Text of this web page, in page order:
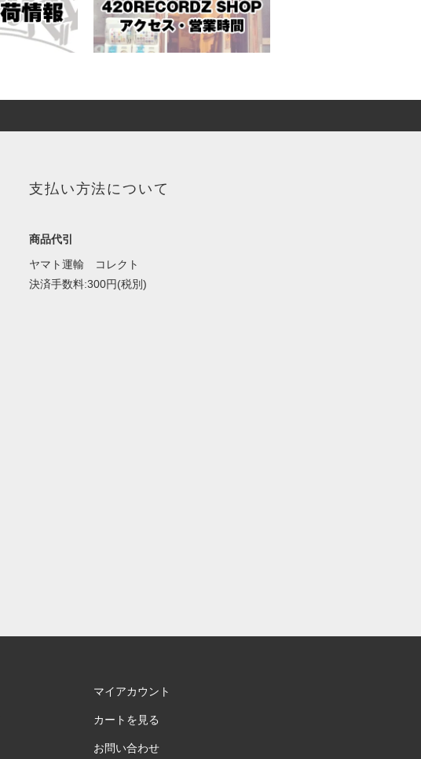
支払い方法について
商品代引
ヤマト運輸 コレクト
決済手数料:300円(税別)
マイアカウント
カートを見る
お問い合わせ